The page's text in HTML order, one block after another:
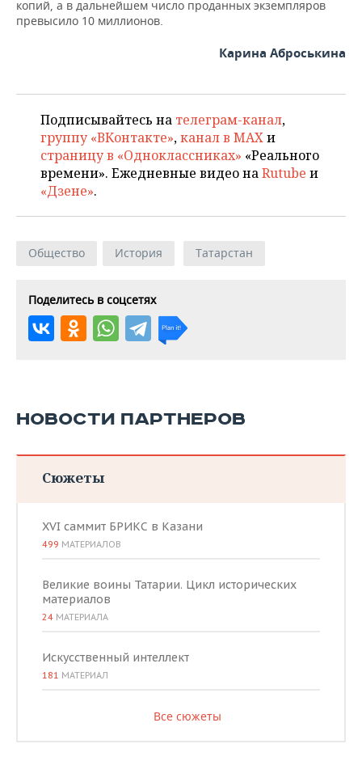
копий, а в дальнейшем число проданных экземпляров
превысило 10 миллионов.
Карина Аброськина
Подписывайтесь на телеграм-канал,
группу «ВКонтакте»,канал в MAXи
страницу в «Одноклассниках» «Реального
времени». Ежедневные видео наRutube и
«Дзене».
Общество История Татарстан
Поделитесь в соцсетях
НОВОСТИ ПАРТНЕРОВ
Сюжеты
XVI саммит БРИКС в Казани
499 МАТЕРИАЛОВ
Великие воины Татарии. Цикл исторических
материалов
24 МАТЕРИАЛА
Искусственный интеллект
181 МАТЕРИАЛ
Все сюжеты